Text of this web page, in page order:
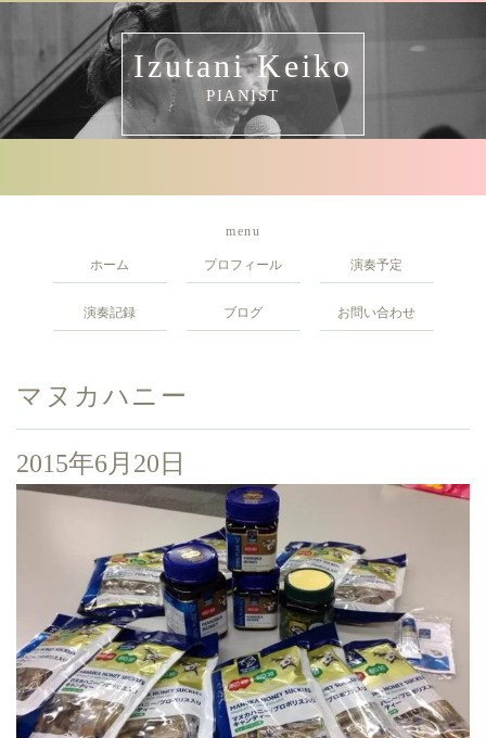
Izutani Keiko
PIANIST
menu
ホーム プロフィール 演奏予定
演奏記録 ブログ お問い合わせ
マヌカハニー
2015年6月20日